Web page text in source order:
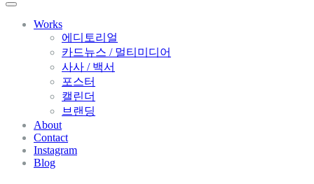
Works
에디토리얼
카드뉴스 / 멀티미디어
사사 / 백서
포스터
캘린더
브랜딩
About
Contact
Instagram
Blog